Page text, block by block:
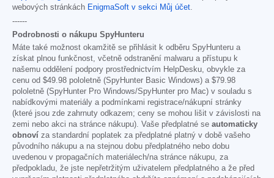
webových stránkách EnigmaSoft v sekci Můj účet
------
Podrobnosti o nákupu SpyHunteru
Máte také možnost okamžitě se přihlásit k odběru SpyHunteru a
získat plnou funkčnost, včetně odstranění malwaru a přístupu k
našemu oddělení podpory prostřednictvím HelpDesku, obvykle za
cenu od $49.98 pololetně (SpyHunter Basic Windows) a $79.98
pololetně (SpyHunter Pro Windows/SpyHunter pro Mac) v souladu s
nabídkovými materiály a podmínkami registrace/nákupní stránky
(které jsou zde zahrnuty odkazem; ceny se mohou lišit v závislosti na
zemi nebo akci na stránce nákupu). Vaše předplatné se automaticky
obnoví za standardní poplatek za předplatné platný v době vašeho
původního nákupu a na stejnou dobu předplatného nebo dobu
uvedenou v propagačních materiálech/na stránce nákupu, za
předpokladu, že jste nepřetržitým uživatelem předplatného a že před